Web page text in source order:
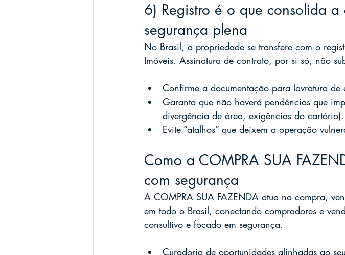
6) Registro é o que consolida
segurança plena
No Brasil, a propriedade se transfere com o
Imóveis. Assinatura de contrato, por si só, não
Confirme a documentação para lavratura de
Garanta que não haverá pendências que
divergência de área, exigências do cartório).
Evite “atalhos” que deixem a operação
Como a COMPRA SUA
com segurança
A COMPRA SUA FAZENDA atua na compra,
em todo o Brasil, conectando compradores e
consultivo e focado em segurança.
Curadoria de oportunidades alinhadas ao